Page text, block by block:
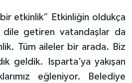
bir etkinlik” Etkinliğin oldukça
dile getiren vatandaşlar da
Tüm aileler bir arada. Biz
geldik. Isparta’ya yakışan
eğleniyor. Belediye